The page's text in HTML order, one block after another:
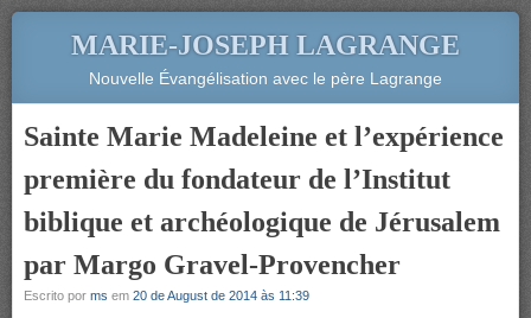
MARIE-JOSEPH LAGRANGE
Nouvelle Évangélisation avec le père Lagrange
Sainte Marie Madeleine et l’expérience
première du fondateur de l’Institut
biblique et archéologique de Jérusalem
par Margo Gravel-Provencher
Escrito por ms em 20 de August de 2014 às 11:39